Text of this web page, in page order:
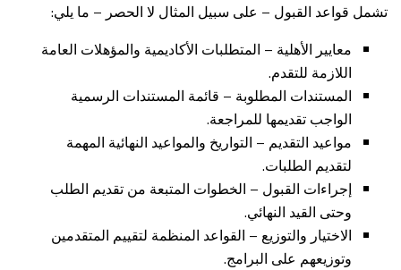
تشمل قواعد القبول – على سبيل المثال لا الحصر – ما يلي:
معايير الأهلية – المتطلبات الأكاديمية والمؤهلات العامة
اللازمة للتقدم.
المستندات المطلوبة – قائمة المستندات الرسمية
الواجب تقديمها للمراجعة.
مواعيد التقديم – التواريخ والمواعيد النهائية المهمة
لتقديم الطلبات.
إجراءات القبول – الخطوات المتبعة من تقديم الطلب
وحتى القيد النهائي.
الاختيار والتوزيع – القواعد المنظمة لتقييم المتقدمين
وتوزيعهم على البرامج.